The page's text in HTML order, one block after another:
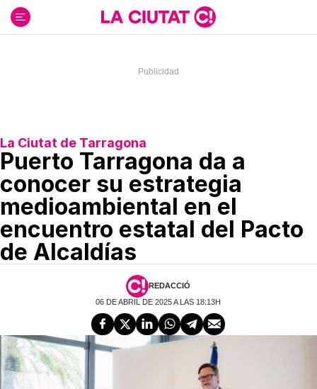
contenido
La Ciutat de Tarragona
Puerto Tarragona da a
conocer su estrategia
medioambiental en el
encuentro estatal del Pacto
de Alcaldías
REDACCIÓ
06 DE ABRIL DE 2025 A LAS 18:13H